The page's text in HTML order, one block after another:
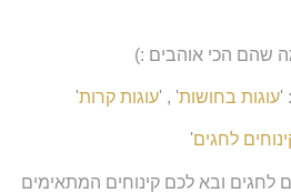
שהם הכי אוהבים :)
עוגות בחושות' , 'עוגות קרות'
לחגים'
לחגים ובא לכם קינוחים המתאימים